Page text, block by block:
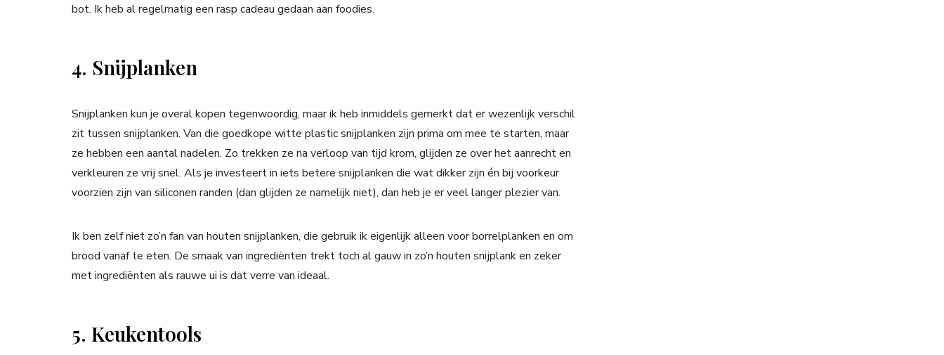
bot. Ik heb al regelmatig een rasp cadeau gedaan aan foodies.
4. Snijplanken
Snijplanken kun je overal kopen tegenwoordig, maar ik heb inmiddels gemerkt dat er wezenlijk verschil
zit tussen snijplanken. Van die goedkope witte plastic snijplanken zijn prima om mee te starten, maar
ze hebben een aantal nadelen. Zo trekken ze na verloop van tijd krom, glijden ze over het aanrecht en
verkleuren ze vrij snel. Als je investeert in iets betere snijplanken die wat dikker zijn én bij voorkeur
voorzien zijn van siliconen randen (dan glijden ze namelijk niet), dan heb je er veel langer plezier van.
Ik ben zelf niet zo’n fan van houten snijplanken, die gebruik ik eigenlijk alleen voor borrelplanken en om
brood vanaf te eten. De smaak van ingrediënten trekt toch al gauw in zo’n houten snijplank en zeker
met ingrediënten als rauwe ui is dat verre van ideaal.
5. Keukentools